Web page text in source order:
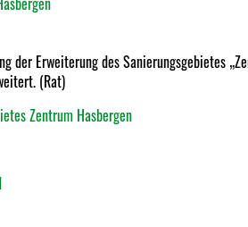
der Erweiterung des Sanierungsgebietes
(Rat)
Zentrum Hasbergen